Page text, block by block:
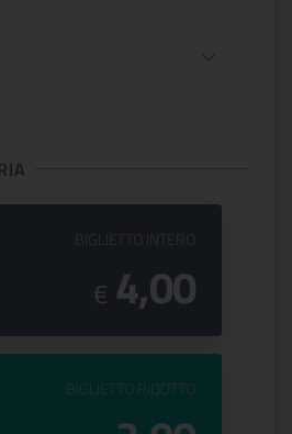
apertura
€ 4,00
PREZZO DEL
BIGLIETTO RIDOTTO